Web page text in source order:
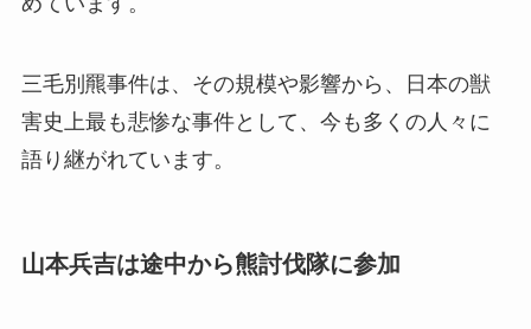
三毛別羆事件は、その規模や影響から、日本の獣
害史上最も悲惨な事件として、今も多くの人々に
語り継がれています。
山本兵吉は途中から熊討伐隊に参加